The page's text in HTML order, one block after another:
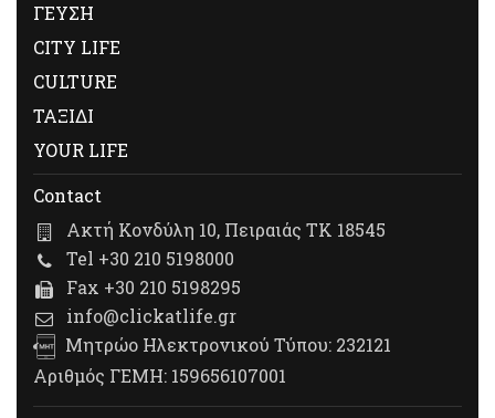
ΓΕΥΣΗ
CITY LIFE
CULTURE
ΤΑΞΙΔΙ
YOUR LIFE
Contact
Ακτή Κονδύλη 10, Πειραιάς ΤΚ 18545
Tel +30 210 5198000
Fax +30 210 5198295
info@clickatlife.gr
Μητρώο Ηλεκτρονικού Τύπου: 232121
Αριθμός ΓΕΜΗ: 159656107001